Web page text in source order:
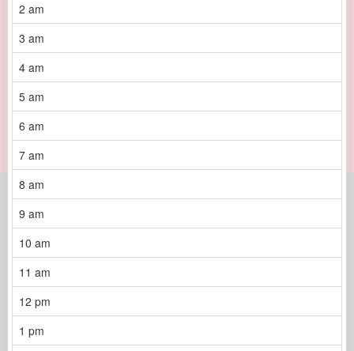
2 am
3 am
4 am
5 am
6 am
7 am
8 am
9 am
10 am
11 am
12 pm
1 pm